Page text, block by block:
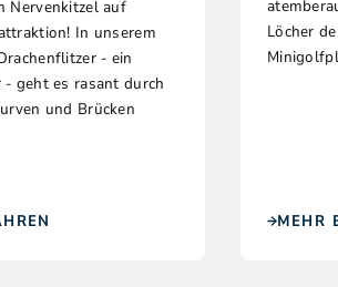
Nervenkitzel auf
In unserem
- ein
geht es rasant durch
und Brücken
Löcher
MEHR